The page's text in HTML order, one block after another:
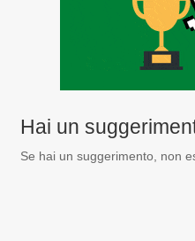
Hai un
Se hai un suggerimento, non